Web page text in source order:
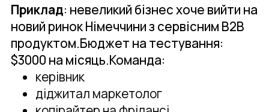
Приклад: невеликий бізнес хоче вийти на
новий ринок Німеччини з сервісним B2B
продуктом.Бюджет на тестування:
$3000 на місяць.Команда:
керівник
діджитал маркетолог